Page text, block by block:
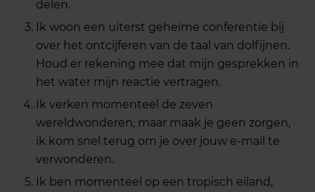
delen.
Ik woon een uiterst geheime conferentie bij
over het ontcijferen van de taal van dolfijnen.
Houd er rekening mee dat mijn gesprekken in
het water mijn reactie vertragen.
Ik verken momenteel de zeven
wereldwonderen, maar maak je geen zorgen,
ik kom snel terug om je over jouw e-mail te
verwonderen.
Ik ben momenteel op een tropisch eiland,